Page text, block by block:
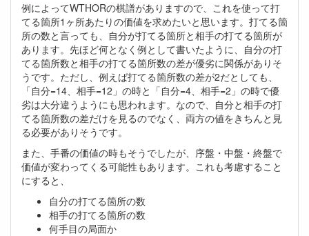
例によってWTHORの棋譜がありますので、これを使って打
てる箇所1ヶ所あたりの価値を求めたいと思います。打てる箇
所の数と言っても、自分が打てる箇所と相手の打てる箇所が
あります。先ほど何となく例として書いたように、自分の打
てる箇所数と相手の打てる箇所数の差が優劣に関係がありそ
うです。ただし、例えば打てる箇所数の差が2だとしても、
「自分=14、相手=12」の時と「自分=4、相手=2」の時で優
劣は大分違うようにも思われます。なので、自分と相手の打
てる箇所数の差だけを見るのでなく、両方の値をきちんと見
る必要がありそうです。
また、手番の価値の時もそうでしたが、序盤・中盤・終盤で
価値が変わってくる可能性もあります。これも考慮すること
にすると、
自分の打てる箇所の数
相手の打てる箇所の数
何手目の局面か